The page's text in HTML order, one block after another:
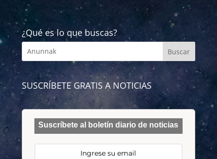
¿Qué es lo que buscas?
SUSCRÍBETE GRATIS A NOTICIAS
Suscríbete al boletín diario de noticias